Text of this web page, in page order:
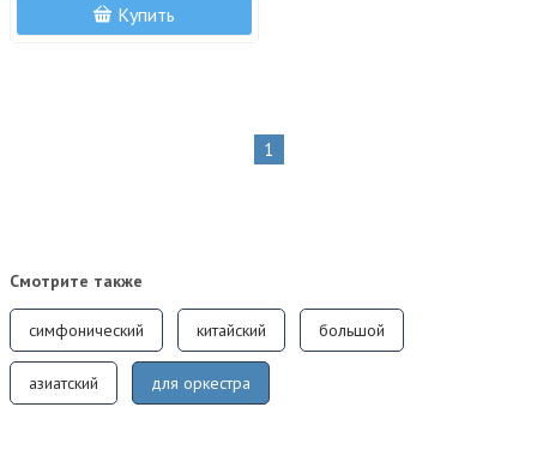
Купить
1
Смотрите также
симфонический китайский большой
азиатский для оркестра